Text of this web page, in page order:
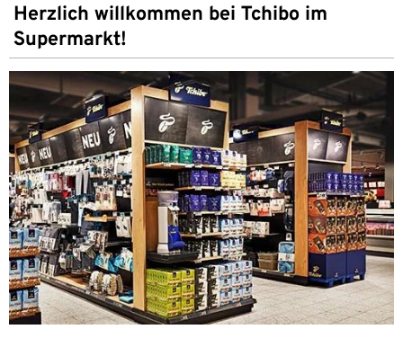
Herzlich willkommen bei Tchibo im
Supermarkt!